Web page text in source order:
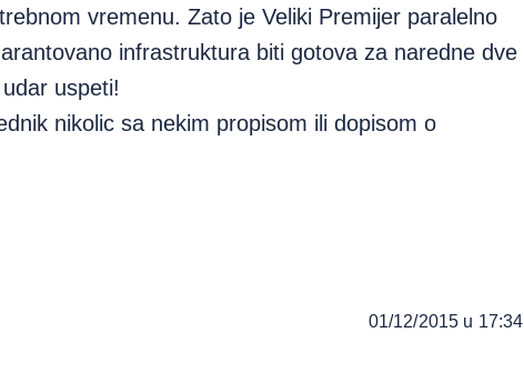
vremenu. Zato je Veliki Premijer paralelno
infrastruktura biti gotova za naredne dve
uspeti!
nikolic sa nekim propisom ili dopisom o
01/12/2015 u 17:34